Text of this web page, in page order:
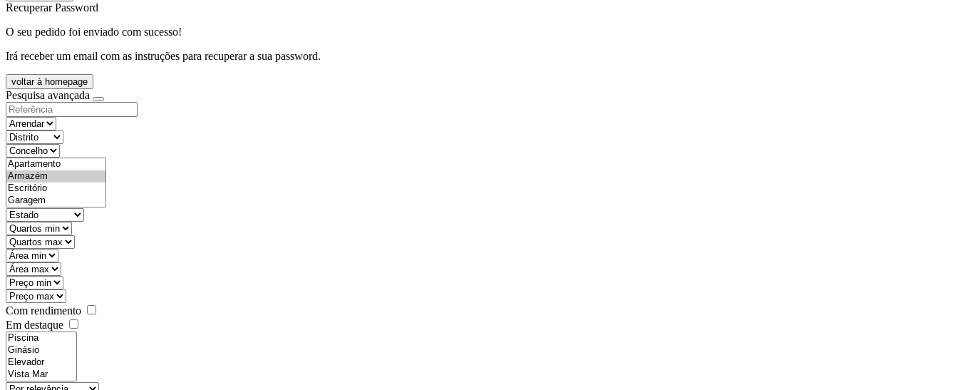
Recuperar Password
O seu pedido foi enviado com sucesso!
Irá receber um email com as instruções para recuperar a sua password.
voltar à homepage
Pesquisa avançada
objective
districtId
countyId
types
state
mintypo
maxtypo
minarea
maxarea
minprice
maxprice
Com rendimento
Em destaque
features